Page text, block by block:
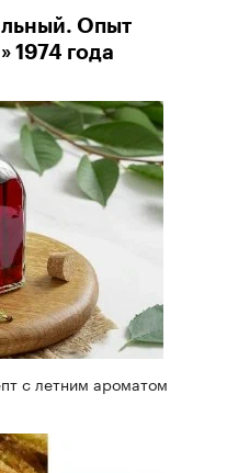
Опыт
1974 года
с летним ароматом